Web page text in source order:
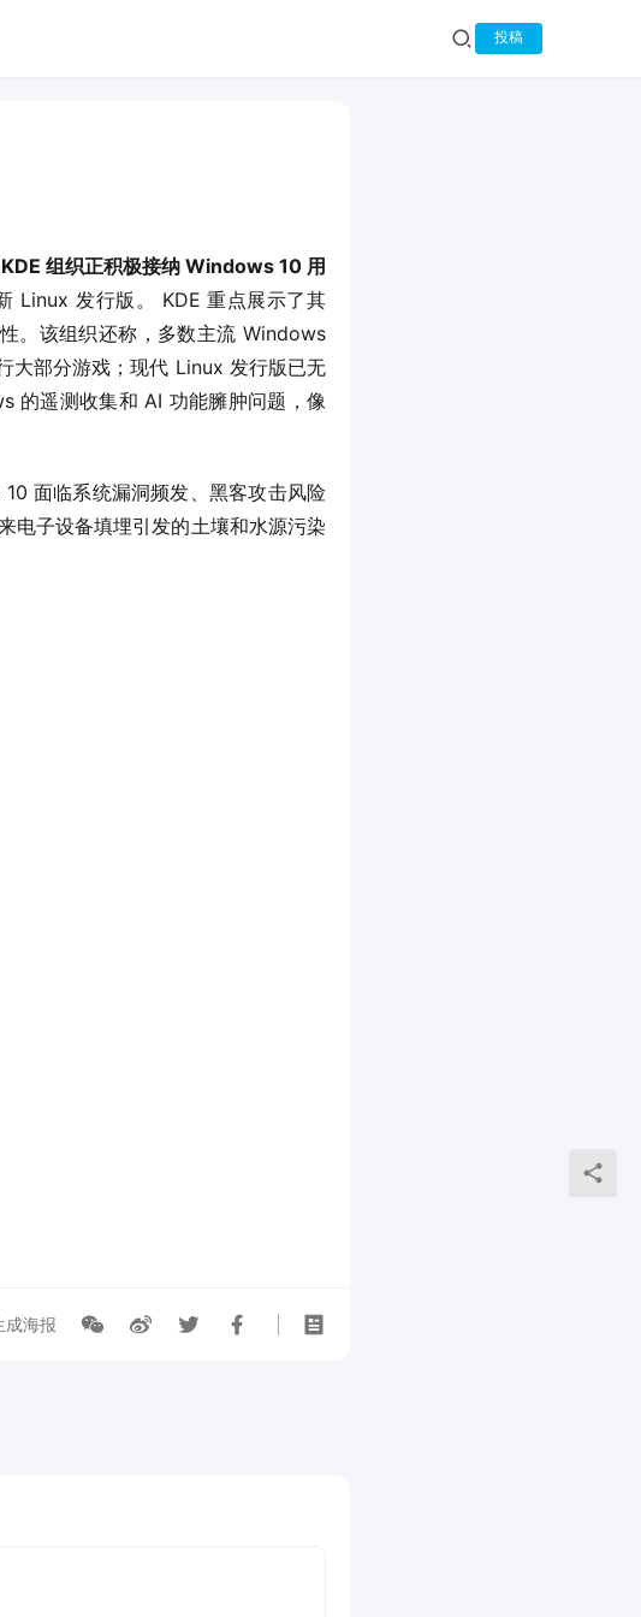
投稿
组织正积极接纳 Windows 10 用
Linux 发行版。 KDE 重点展示了其
。该组织还称，多数主流 Windows
大部分游戏；现代 Linux 发行版已无
的遥测收集和 AI 功能臃肿问题，像
面临系统漏洞频发、黑客攻击风险
电子设备填埋引发的土壤和水源污染
成海报